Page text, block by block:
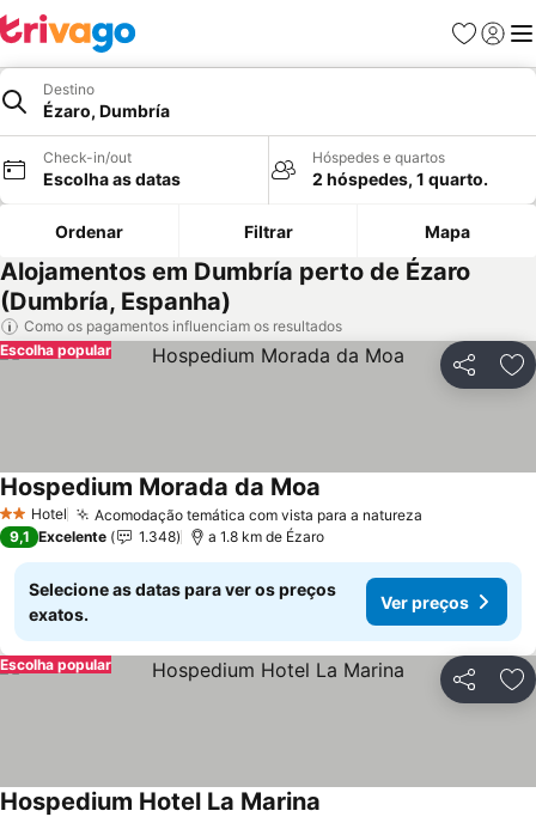
Favoritos
Iniciar
Destino
Ézaro, Dumbría
Check-in/out
Escolha as datas
Hóspedes e quartos
2 hóspedes, 1 quarto.
Ordenar Filtrar Mapa
Alojamentos em Dumbría perto de Ézaro
(Dumbría, Espanha)
Como os pagamentos influenciam os resultados
Partilhar
Escolha popular
2 Estrelas
Hotel Acomodação temática com vista para a natureza
Hospedium Morada da Moa
9,1 Excelente 1.348 a 1.8 km de Ézaro
Selecione as datas para ver os preços
exatos.
Ver preços
Partilhar
Escolha popular
Hospedium Hotel La Marina